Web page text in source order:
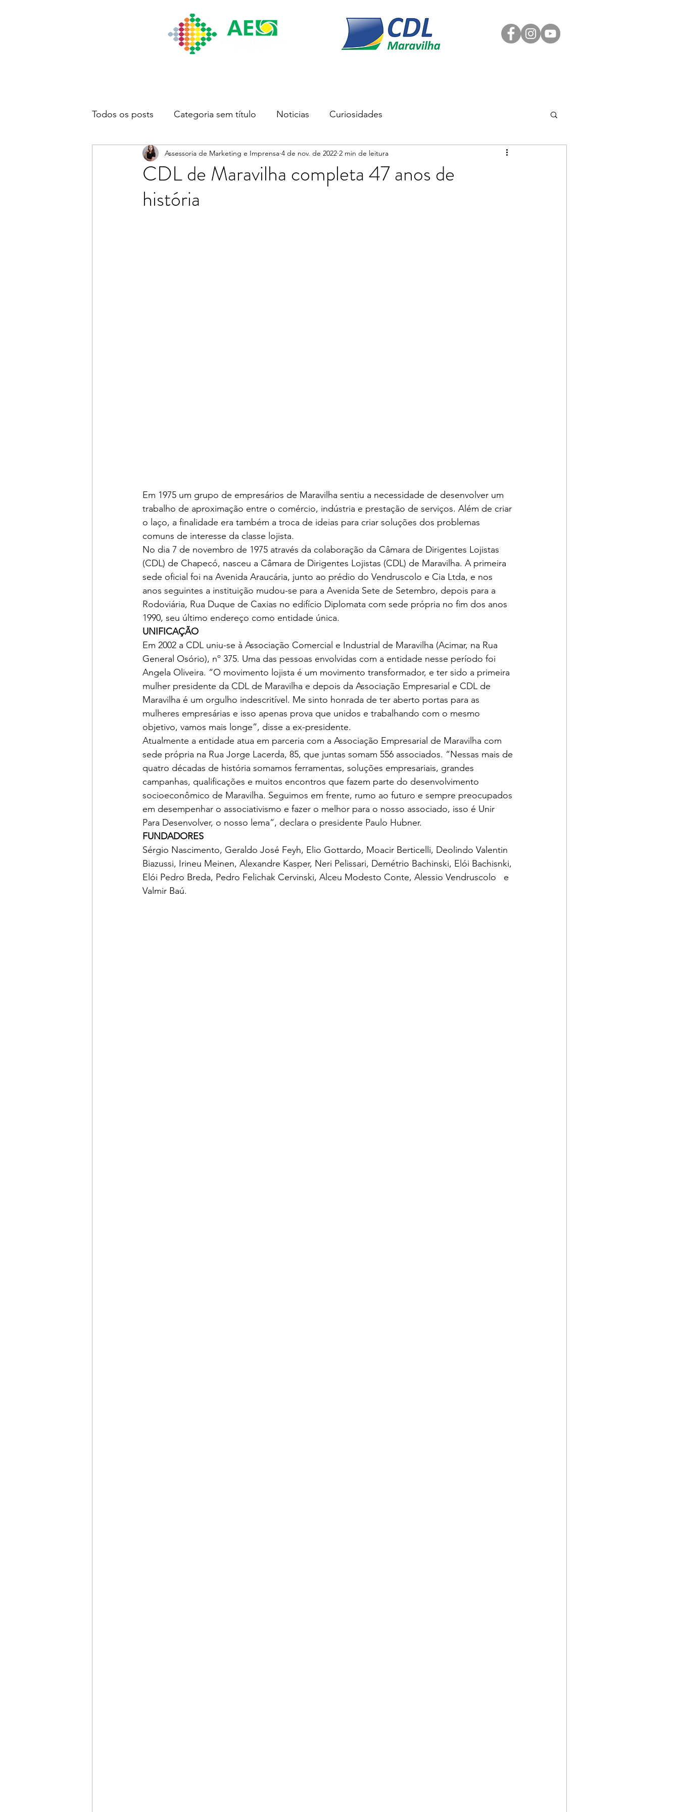
Todos os posts Categoria sem título Noticias Curiosidades
CDL de Maravilha completa 47 anos de
história
Assessoria de Marketing e Imprensa 4 de nov. de 2022 2 min de leitura
Em 1975 um grupo de empresários de Maravilha sentiu a necessidade de desenvolver um
trabalho de aproximação entre o comércio, indústria e prestação de serviços. Além de criar
o laço, a finalidade era também a troca de ideias para criar soluções dos problemas
comuns de interesse da classe lojista.
No dia 7 de novembro de 1975 através da colaboração da Câmara de Dirigentes Lojistas
(CDL) de Chapecó, nasceu a Câmara de Dirigentes Lojistas (CDL) de Maravilha. A primeira
sede oficial foi na Avenida Araucária, junto ao prédio do Vendruscolo e Cia Ltda, e nos
anos seguintes a instituição mudou-se para a Avenida Sete de Setembro, depois para a
Rodoviária, Rua Duque de Caxias no edifício Diplomata com sede própria no fim dos anos
1990, seu último endereço como entidade única.
UNIFICAÇÃO
Em 2002 a CDL uniu-se à Associação Comercial e Industrial de Maravilha (Acimar, na Rua
General Osório), nº 375. Uma das pessoas envolvidas com a entidade nesse período foi
Angela Oliveira. “O movimento lojista é um movimento transformador, e ter sido a primeira
mulher presidente da CDL de Maravilha e depois da Associação Empresarial e CDL de
Maravilha é um orgulho indescritível. Me sinto honrada de ter aberto portas para as
mulheres empresárias e isso apenas prova que unidos e trabalhando com o mesmo
objetivo, vamos mais longe”, disse a ex-presidente.
Atualmente a entidade atua em parceria com a Associação Empresarial de Maravilha com
sede própria na Rua Jorge Lacerda, 85, que juntas somam 556 associados. “Nessas mais de
quatro décadas de história somamos ferramentas, soluções empresariais, grandes
campanhas, qualificações e muitos encontros que fazem parte do desenvolvimento
socioeconômico de Maravilha. Seguimos em frente, rumo ao futuro e sempre preocupados
em desempenhar o associativismo e fazer o melhor para o nosso associado, isso é Unir
Para Desenvolver, o nosso lema”, declara o presidente Paulo Hubner.
FUNDADORES
Sérgio Nascimento, Geraldo José Feyh, Elio Gottardo, Moacir Berticelli, Deolindo Valentin
Biazussi, Irineu Meinen, Alexandre Kasper, Neri Pelissari, Demétrio Bachinski, Elói Bachisnki,
Elói Pedro Breda, Pedro Felichak Cervinski, Alceu Modesto Conte, Alessio Vendruscolo   e
Valmir Baú.